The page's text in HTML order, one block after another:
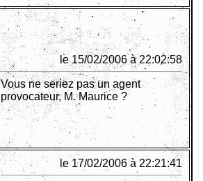
le 15/02/2006 à 22:02:58
Vous ne seriez pas un agent
provocateur, M. Maurice ?
le 17/02/2006 à 22:21:41